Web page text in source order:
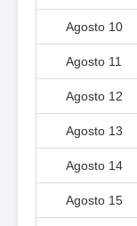
Agosto 10
Agosto 11
Agosto 12
Agosto 13
Agosto 14
Agosto 15